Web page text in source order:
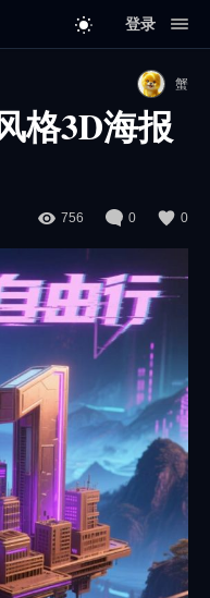
登录
蟹
格3D海报
756 0 0